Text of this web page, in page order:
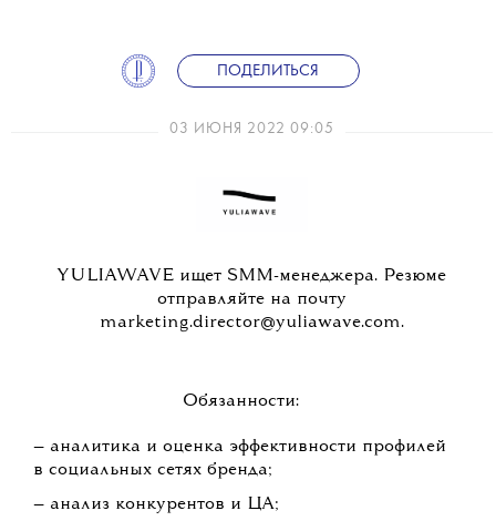
ПОДЕЛИТЬСЯ
03 ИЮНЯ 2022 09:05
YULIAWAVE ищет SMM-менеджера. Резюме
отправляйте на почту
marketing.director@yuliawave.com.
Обязанности:
— аналитика и оценка эффективности профилей
в социальных сетях бренда;
— анализ конкурентов и ЦА;